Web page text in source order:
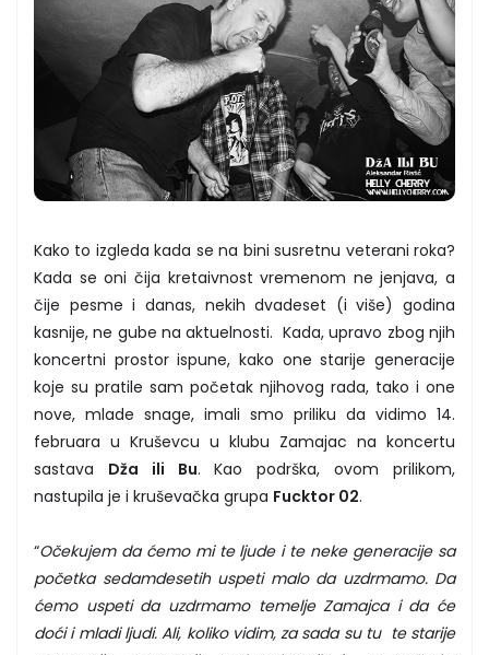
Kako to izgleda kada se na bini susretnu veterani roka?
Kada se oni čija kretaivnost vremenom ne jenjava, a
čije pesme i danas, nekih dvadeset (i više) godina
kasnije, ne gube na aktuelnosti. Kada, upravo zbog njih
koncertni prostor ispune, kako one starije generacije
koje su pratile sam početak njihovog rada, tako i one
nove, mlade snage, imali smo priliku da vidimo 14.
februara u Kruševcu u klubu Zamajac na koncertu
sastava Dža ili Bu. Kao podrška, ovom prilikom,
nastupila je i kruševačka grupa Fucktor 02.
“Očekujem da ćemo mi te ljude i te neke generacije sa
početka sedamdesetih uspeti malo da uzdrmamo. Da
ćemo uspeti da uzdrmamo temelje Zamajca i da će
doći i mladi ljudi. Ali, koliko vidim, za sada su tu te starije